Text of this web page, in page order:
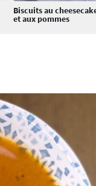
Biscuits au
et aux pommes